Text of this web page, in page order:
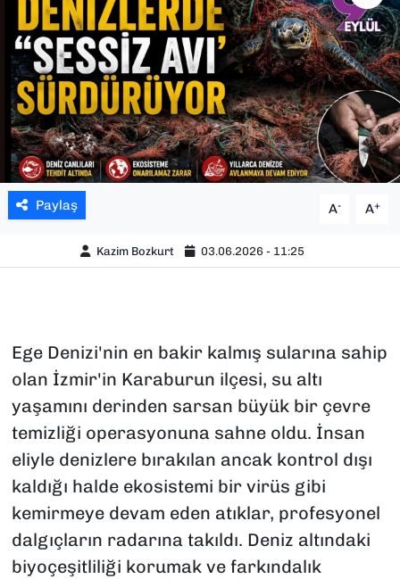
Paylaş A- A+
Kazim Bozkurt 03.06.2026 - 11:25
Ege Denizi'nin en bakir kalmış sularına sahip
olan İzmir'in Karaburun ilçesi, su altı
yaşamını derinden sarsan büyük bir çevre
temizliği operasyonuna sahne oldu. İnsan
eliyle denizlere bırakılan ancak kontrol dışı
kaldığı halde ekosistemi bir virüs gibi
kemirmeye devam eden atıklar, profesyonel
dalgıçların radarına takıldı. Deniz altındaki
biyoçeşitliliği korumak ve farkındalık
YAŞAM
YEREL YÖNETİMLER